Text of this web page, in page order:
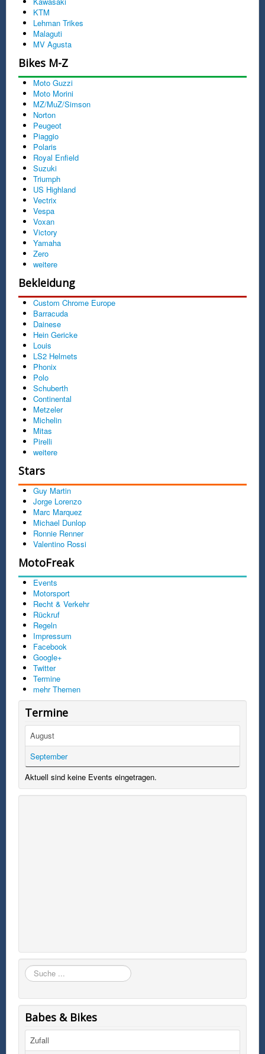
KTM
Lehman Trikes
Malaguti
MV Agusta
Bikes M-Z
Moto Guzzi
Moto Morini
MZ/MuZ/Simson
Norton
Peugeot
Piaggio
Polaris
Royal Enfield
Suzuki
Triumph
US Highland
Vectrix
Vespa
Voxan
Victory
Yamaha
Zero
weitere
Bekleidung
Custom Chrome Europe
Barracuda
Dainese
Hein Gericke
Louis
LS2 Helmets
Phonix
Polo
Schuberth
Continental
Metzeler
Michelin
Mitas
Pirelli
weitere
Stars
Guy Martin
Jorge Lorenzo
Marc Marquez
Michael Dunlop
Ronnie Renner
Valentino Rossi
MotoFreak
Events
Motorsport
Recht & Verkehr
Rückruf
Regeln
Impressum
Facebook
Google+
Twitter
Termine
mehr Themen
Termine
August
September
Aktuell sind keine Events eingetragen.
Suchen
Babes & Bikes
Zufall